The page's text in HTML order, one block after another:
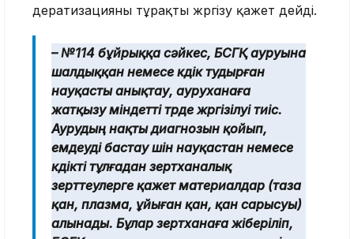
дератизацияны тұрақты жүргізу қажет дейді.
– №114 бұйрыққа сәйкес, БСГҚ ауруына
шалдыққан немесе күдік тудырған
науқасты анықтау, ауруханаға
жатқызу міндетті түрде жүргізілуі тиіс.
Аурудың нақты диагнозын қойып,
емдеуді бастау үшін науқастан немесе
күдікті тұлғадан зертханалық
зерттеулерге қажет материалдар (таза
қан, плазма, ұйыған қан, қан сарысуы)
алынады. Бұлар зертханаға жіберіліп,